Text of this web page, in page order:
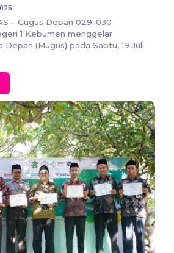
– Gugus Depan 029-030
1 Kebumen menggelar
Depan (Mugus) pada Sabtu, 19 Juli
No Comments